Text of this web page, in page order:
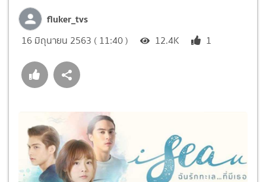
fluker_tvs
16 มิถุนายน 2563 ( 11:40 ) 12.4K 1